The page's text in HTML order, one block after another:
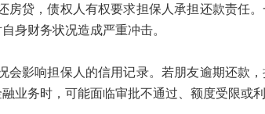
，债权人有权要求担保人承担还款责任。
身财务状况造成严重冲击。
响担保人的信用记录。若朋友逾期还款，
业务时，可能面临审批不通过、额度受限或利